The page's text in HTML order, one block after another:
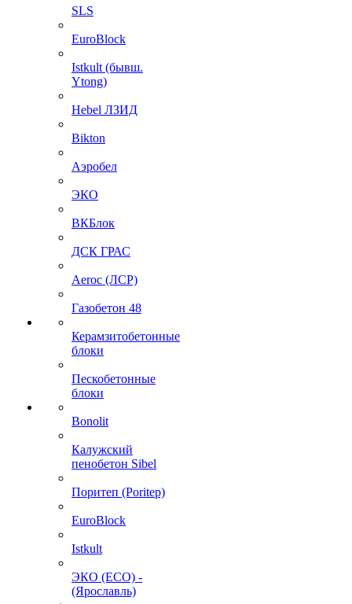
SLS
EuroBlock
Istkult (бывш.
Ytong)
Hebel ЛЗИД
Bikton
Аэробел
ЭКО
ВКБлок
ДСК ГРАС
Aeroc (ЛСР)
Газобетон 48
Керамзитобетонные
блоки
Пескобетонные
блоки
Bonolit
Калужский
пенобетон Sibel
Поритеп (Poritep)
EuroBlock
Istkult
ЭКО (ECO) -
(Ярославль)